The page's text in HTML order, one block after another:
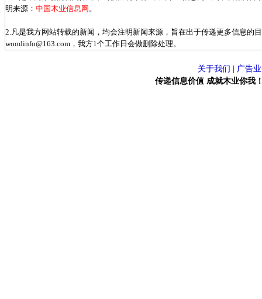
明来源： 中国木业信息网 。
2.凡是我方网站转载的新闻，均会注明新闻来源，旨在出于传递更多信息的
woodinfo@163.com，我方1个工作日会做删除处理。
关于我们
广告
传递信息价值 成就木业你我